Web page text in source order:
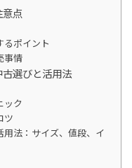
点
るポイント
事情
選びと活用法
ック
ツ
法：サイズ、値段、イ